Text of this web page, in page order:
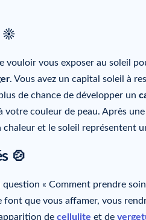
☀️
vouloir vous exposer au soleil
. Vous avez un capital soleil à
de chance de développer un
votre couleur de peau. Après
chaleur et le soleil représentent
🍲
« Comment prendre
font que vous affamer, vous
de cellulite et de